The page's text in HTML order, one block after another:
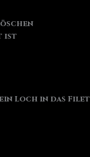
ist
Loch in das Filet